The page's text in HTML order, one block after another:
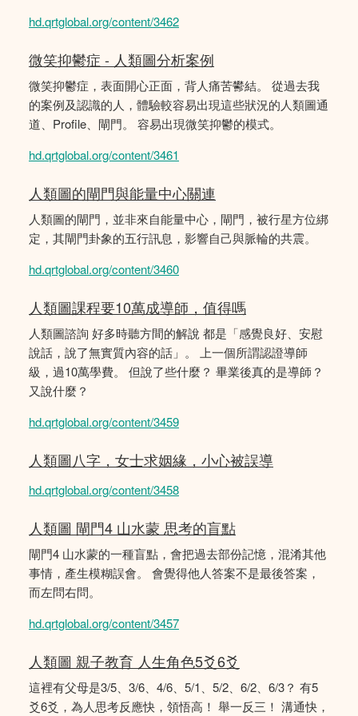
hd.qrtglobal.org/content/3462
微笑抑鬱症 - 人類圖分析案例
微笑抑鬱症，表面開心正面，背人痛苦鬰結。 從過去我
的案例及認識的人，體驗較容易出現這些狀況的人類圖通
道、Profile、閘門。 容易出現微笑抑鬱的模式。
hd.qrtglobal.org/content/3461
人類圖的閘門與能量中心關連
人類圖的閘門，並非來自能量中心，閘門，被行星方位綁
定，其閘門卦象的五行訊息，影響自己與脈輪的共震。
hd.qrtglobal.org/content/3460
人類圖課程要10萬成導師，值得嗎
人類圖諮詢 好多時聽方間的解說 都是「感覺良好、安慰
說話，說了無實質內容的話」。 上一個所謂認證導師
級，過10萬學費。 但說了些什麼？ 畢業後真的是導師？
又說什麼？
hd.qrtglobal.org/content/3459
人類圖八字，女士求姻緣，小心被誤導
hd.qrtglobal.org/content/3458
人類圖 閘門4 山水蒙 思考的盲點
閘門4 山水蒙的一種盲點，會把過去部份記憶，混淆其他
事情，產生模糊誤會。 會覺得他人答案不是最後答案，
而左問右問。
hd.qrtglobal.org/content/3457
人類圖 親子教育 人生角色5爻6爻
這裡有父母是3/5、3/6、4/6、5/1、5/2、6/2、6/3？ 有5
爻6爻，為人思考反應快，領悟高！ 舉一反三！ 溝通快，